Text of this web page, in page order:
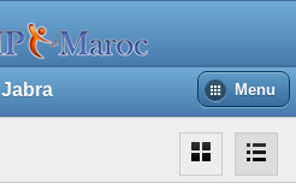
Jabra Menu